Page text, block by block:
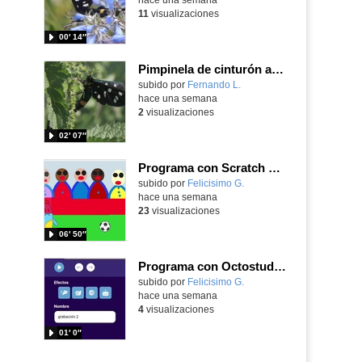
00′ 14″
11 visualizaciones
Pimpinela de cinturón amarillo Amata phegea (Linnaeus, 1758)
Contenido educativo.
subido por Fernando L.
02′ 07″
hace una semana
2 visualizaciones
Programa con Scratch Jr una barrera que se desplaza para dar sensación de movimiento
Contenido educativo.
subido por Felicisimo G.
06′ 50″
hace una semana
23visualizaciones
Programa con Octostudio, una animación utilizando la cámara para una foto y audio y texto para comunicar.
Contenido educativo.
subido por Felicisimo G.
01′ 0″
hace una semana
4visualizaciones